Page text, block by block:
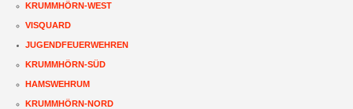
KRUMMHÖRN-WEST
VISQUARD
JUGENDFEUERWEHREN
KRUMMHÖRN-SÜD
HAMSWEHRUM
KRUMMHÖRN-NORD